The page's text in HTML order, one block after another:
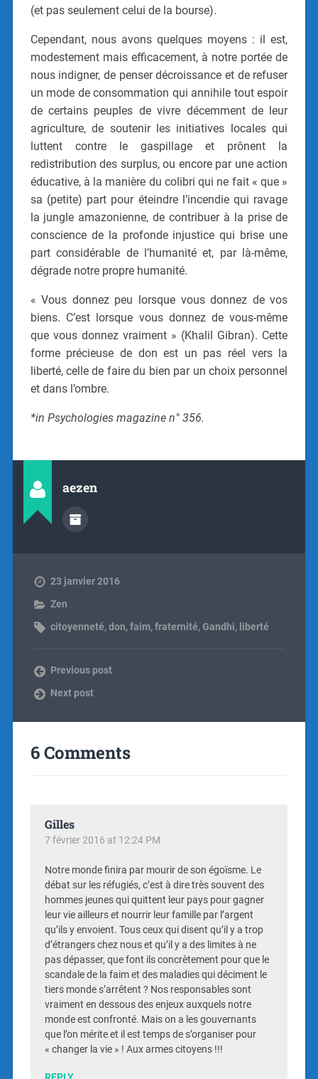
(et pas seulement celui de la bourse).
Cependant, nous avons quelques moyens : il est,
modestement mais efficacement, à notre portée de
nous indigner, de penser décroissance et de refuser
un mode de consommation qui annihile tout espoir
de certains peuples de vivre décemment de leur
agriculture, de soutenir les initiatives locales qui
luttent contre le gaspillage et prônent la
redistribution des surplus, ou encore par une action
éducative, à la manière du colibri qui ne fait « que »
sa (petite) part pour éteindre l’incendie qui ravage
la jungle amazonienne, de contribuer à la prise de
conscience de la profonde injustice qui brise une
part considérable de l’humanité et, par là-même,
dégrade notre propre humanité.
« Vous donnez peu lorsque vous donnez de vos
biens. C’est lorsque vous donnez de vous-même
que vous donnez vraiment » (Khalil Gibran). Cette
forme précieuse de don est un pas réel vers la
liberté, celle de faire du bien par un choix personnel
et dans l’ombre.
*in Psychologies magazine n° 356.
aezen
23 janvier 2016
Zen
citoyenneté,don,faim,fraternité,Gandhi, liberté
Previous post
Next post
6 Comments
Gilles
7 février 2016 at 12:24 PM
Notre monde finira par mourir de son égoïsme. Le
débat sur les réfugiés, c’est à dire très souvent des
hommes jeunes qui quittent leur pays pour gagner
leur vie ailleurs et nourrir leur famille par l’argent
qu’ils y envoient. Tous ceux qui disent qu’il y a trop
d’étrangers chez nous et qu’il y a des limites à ne
pas dépasser, que font ils concrètement pour que le
scandale de la faim et des maladies qui déciment le
tiers monde s’arrêtent ? Nos responsables sont
vraiment en dessous des enjeux auxquels notre
monde est confronté. Mais on a les gouvernants
que l’on mérite et il est temps de s’organiser pour
« changer la vie » ! Aux armes citoyens !!!
REPLY